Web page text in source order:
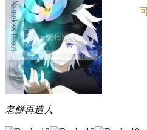
老餅再造人